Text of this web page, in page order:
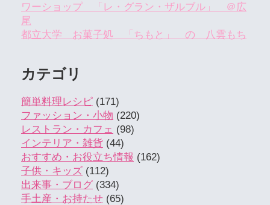
ワーショップ 「レ・グラン・ザルブル」 ＠広
尾
都立大学 お菓子処 「ちもと」 の 八雲もち
カテゴリ
簡単料理レシピ (171)
ファッション・小物 (220)
レストラン・カフェ (98)
インテリア・雑貨 (44)
おすすめ・お役立ち情報 (162)
子供・キッズ (112)
出来事・ブログ (334)
手土産・お持たせ (65)